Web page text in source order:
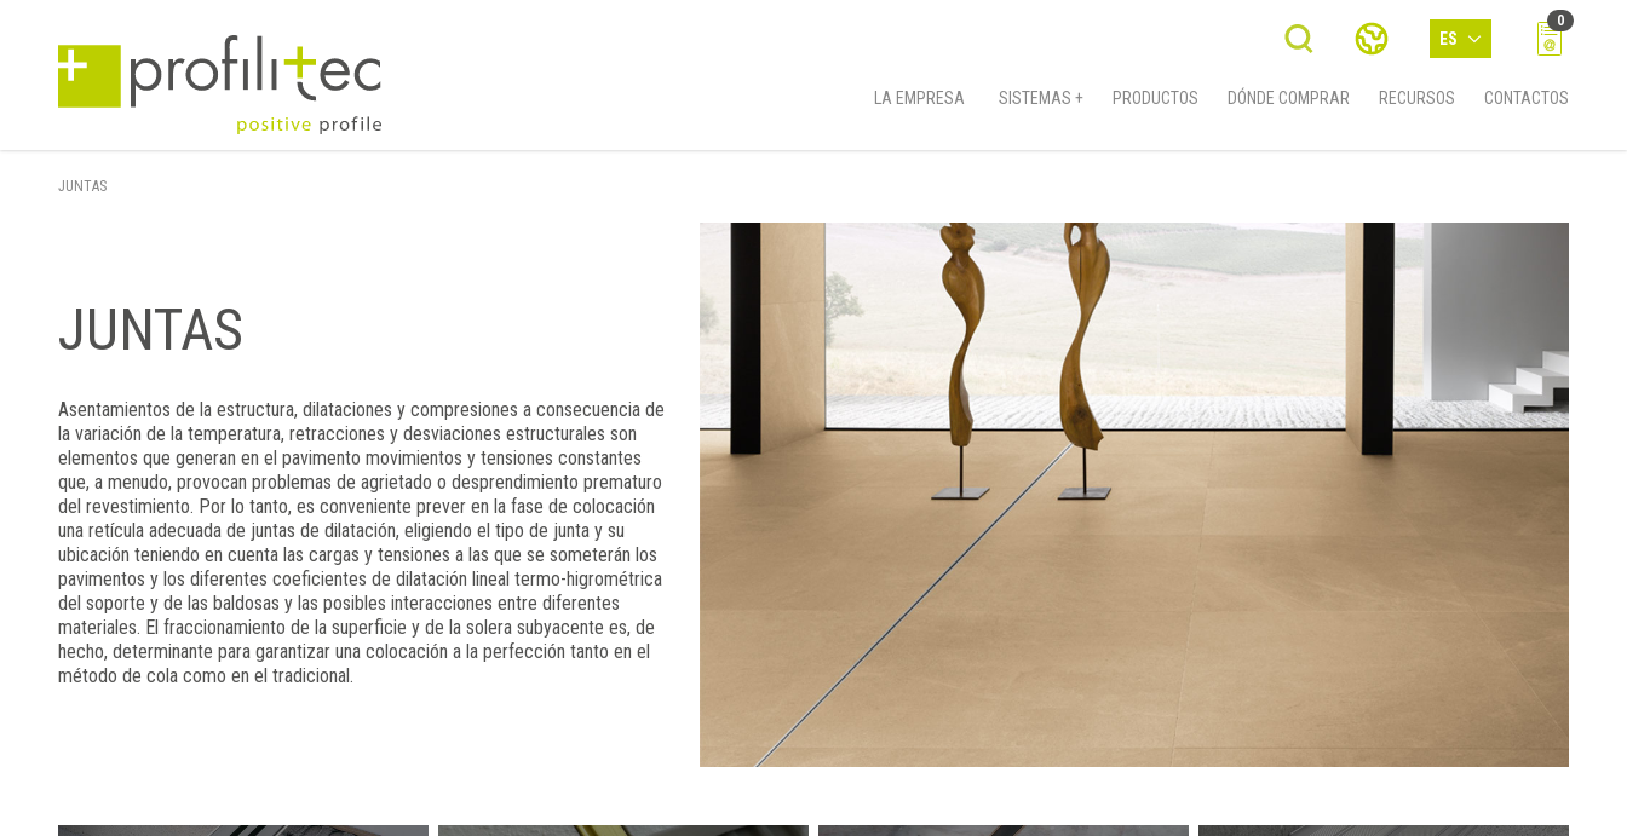
ES
0
LA EMPRESA SISTEMAS + PRODUCTOS DÓNDE COMPRAR RECURSOS CONTACTOS
JUNTAS
JUNTAS
Asentamientos de la estructura, dilataciones y compresiones a consecuencia de
la variación de la temperatura, retracciones y desviaciones estructurales son
elementos que generan en el pavimento movimientos y tensiones constantes
que, a menudo, provocan problemas de agrietado o desprendimiento prematuro
del revestimiento. Por lo tanto, es conveniente prever en la fase de colocación
una retícula adecuada de juntas de dilatación, eligiendo el tipo de junta y su
ubicación teniendo en cuenta las cargas y tensiones a las que se someterán los
pavimentos y los diferentes coeficientes de dilatación lineal termo-higrométrica
del soporte y de las baldosas y las posibles interacciones entre diferentes
materiales. El fraccionamiento de la superficie y de la solera subyacente es, de
hecho, determinante para garantizar una colocación a la perfección tanto en el
método de cola como en el tradicional.